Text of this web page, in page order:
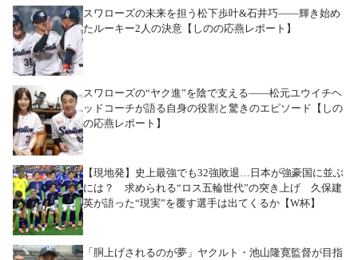
スワローズの未来を担う松下歩叶&石井巧――輝き始め
たルーキー2人の決意【しのの応燕レポート】
スワローズの“ヤク進”を陰で支える――松元ユウイチヘ
ッドコーチが語る自身の役割と驚きのエピソード【しの
の応燕レポート】
【現地発】史上最強でも32強敗退…日本が強豪国に並ぶ
には？ 求められる“ロス五輪世代”の突き上げ 久保建
英が語った“現実”を覆す選手は出てくるか【W杯】
「胴上げされるのが夢」ヤクルト・池山隆寛監督が目指